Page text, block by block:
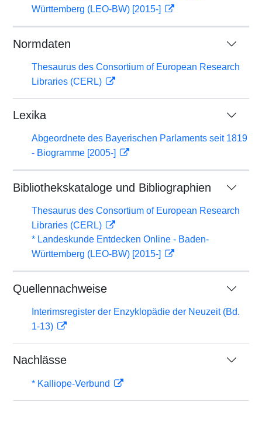
Württemberg (LEO-BW) [2015-]
Normdaten
Thesaurus des Consortium of European Research
Libraries (CERL)
Lexika
Abgeordnete des Bayerischen Parlaments seit 1819
- Biogramme [2005-]
Bibliothekskataloge und Bibliographien
Thesaurus des Consortium of European Research
Libraries (CERL)
* Landeskunde Entdecken Online - Baden-
Württemberg (LEO-BW) [2015-]
Quellennachweise
Interimsregister der Enzyklopädie der Neuzeit (Bd.
1-13)
Nachlässe
* Kalliope-Verbund